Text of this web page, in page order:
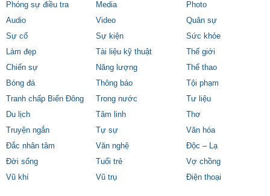
Phóng sự điều tra
Media
Photo
Audio
Video
Quân sự
Sự cố
Sự kiện
Sức khỏe
Làm đẹp
Tài liệu kỹ thuật
Thế giới
Chiến sự
Năng lượng
Thể thao
Bóng đá
Thông báo
Tội phạm
Tranh chấp Biển Đông
Trong nước
Tư liệu
Du lịch
Tâm linh
Thơ
Truyện ngắn
Tự sự
Văn hóa
Đắc nhân tâm
Văn nghệ
Độc – Lạ
Đời sống
Tuổi trẻ
Vợ chồng
Vũ khí
Vũ trụ Điện thoại